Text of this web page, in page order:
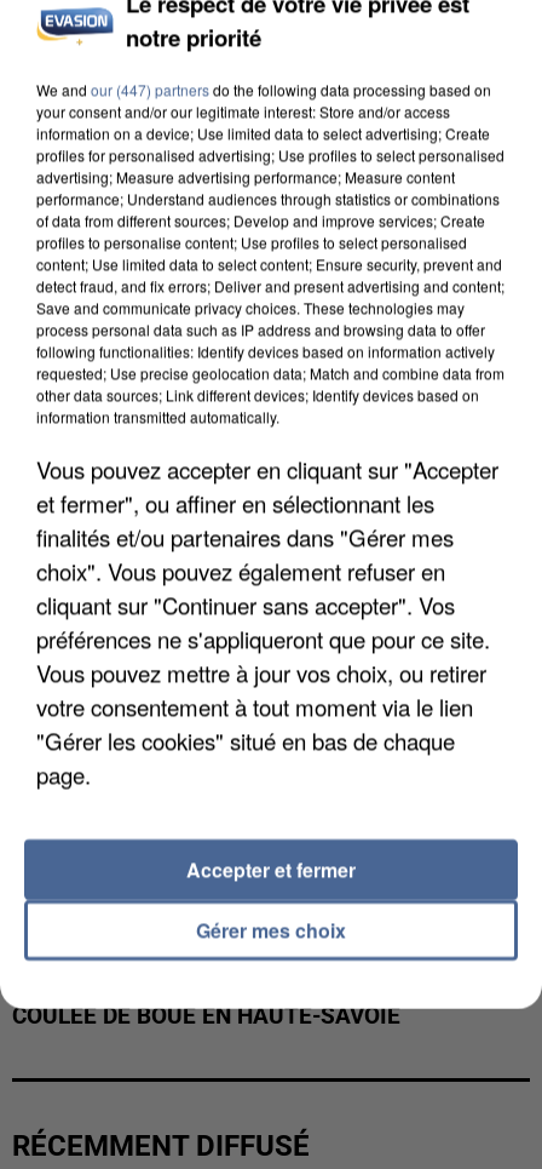
L’UN DES FONDATEURS SUPPOSÉS DE LA DZ
MAFIA INTERPELLÉ EN ALGÉRIE
UN SECOND CADRE DE LA DZ MAFIA
INTERPELLÉ EN ALGÉRIE
COULÉE DE BOUE EN HAUTE-SAVOIE
RÉCEMMENT DIFFUSÉ
notre priorité
We and our (447) partnersdo the following data processing based on
your consent and/or our legitimate interest: Store and/or access
information on a device; Use limited data to select advertising; Create
profiles for personalised advertising; Use profiles to select personalised
advertising; Measure advertising performance; Measure content
performance; Understand audiences through statistics or combinations
of data from different sources; Develop and improve services; Create
profiles to personalise content; Use profiles to select personalised
content; Use limited data to select content; Ensure security, prevent and
detect fraud, and fix errors; Deliver and present advertising and content;
Save and communicate privacy choices. These technologies may
process personal data such as IP address and browsing data to offer
following functionalities: Identify devices based on information actively
requested; Use precise geolocation data; Match and combine data from
other data sources; Link different devices; Identify devices based on
information transmitted automatically.
Vous pouvez accepter en cliquant sur "Accepter
et fermer", ou affiner en sélectionnant les
finalités et/ou partenaires dans "Gérer mes
choix". Vous pouvez également refuser en
cliquant sur "Continuer sans accepter". Vos
préférences ne s'appliqueront que pour ce site.
Vous pouvez mettre à jour vos choix, ou retirer
votre consentement à tout moment via le lien
"Gérer les cookies" situé en bas de chaque
page.
Gérer mes choix
Accepter et fermer